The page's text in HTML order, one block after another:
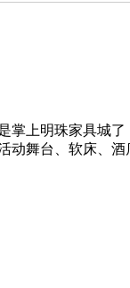
掌上明珠家具城
动舞台、软床、